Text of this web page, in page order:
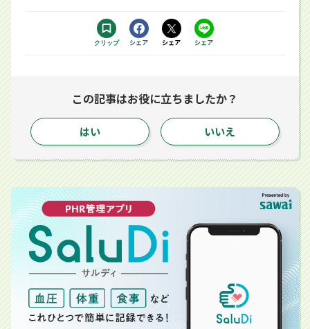
クリップ Facebookで
シェア
Xで
シェア
LINEで
シェア
この記事はお役に立ちましたか？
はい いいえ